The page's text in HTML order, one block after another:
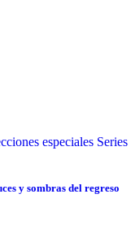
especiales Series
y sombras del regreso